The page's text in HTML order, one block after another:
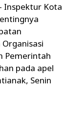
Inspektur Kota
Pemerintah
pada apel
Senin